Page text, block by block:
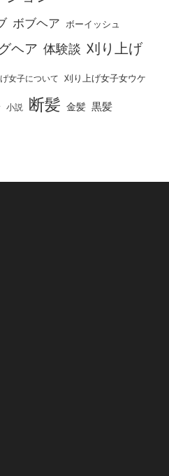
ボブヘア ボーイッシュ
ヘア 体験談 刈り上げ
女子について 刈り上げ女子女ウケ
小説 断髪 金髪 黒髪